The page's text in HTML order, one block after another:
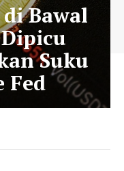
Bawal
Suku
Fed